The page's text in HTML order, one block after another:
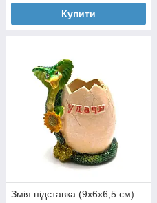
Купити
Змія підставка (9х6х6,5 см)